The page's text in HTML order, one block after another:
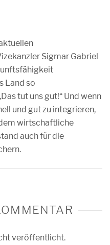
Sigmar Gabriel
Land so
tut uns gut!“ Und wenn
und gut zu integrieren,
wirtschaftliche
auch für die
veröffentlicht.